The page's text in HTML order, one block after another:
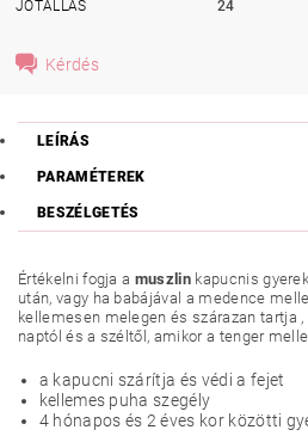
JÓTÁLLÁS
24
Kérdés
LEÍRÁS
PARAMÉTEREK
BESZÉLGETÉS
Értékelni fogja a muszlin kapucnis
után, vagy ha babájával a medence
kellemesen melegen és szárazan tartja ,
naptól és a széltől, amikor a tenger
a kapucni szárítja és védi a fejet
kellemes puha szegély
4 hónapos és 2 éves kor közötti